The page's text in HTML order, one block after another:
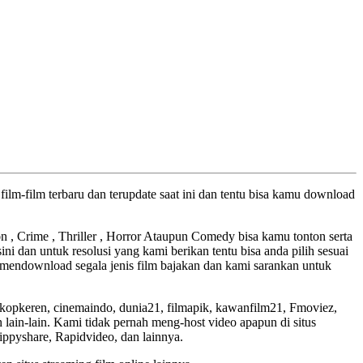
film terbaru dan terupdate saat ini dan tentu bisa kamu download
, Crime , Thriller , Horror Ataupun Comedy bisa kamu tonton serta
dan untuk resolusi yang kami berikan tentu bisa anda pilih sesuai
segala jenis film bajakan dan kami sarankan untuk
cinemaindo, dunia21, filmapik, kawanfilm21, Fmoviez,
lain. Kami tidak pernah meng-host video apapun di situs
Rapidvideo, dan lainnya.